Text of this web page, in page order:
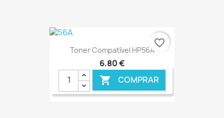
€ ONLINE
Toner Compatível HP56A
6,80 €
 COMPRAR
favorite_border